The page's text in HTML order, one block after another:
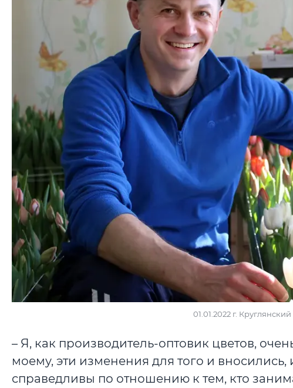
01.01.2022 г.
– Я, как производитель-оптовик цветов,
моему, эти изменения для того и
справедливы по отношению к тем, кто